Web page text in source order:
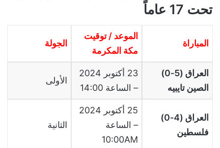
تحت 17 عاماً
المباراة
الموعد / توقيت
مكة المكرمة
الجولة
العراق (5-0)
الصين تايبيه
23 أكتوبر 2024
– الساعة 14:00
الأولى
العراق (4-0)
فلسطين
25 أكتوبر 2024
– الساعة
10:00AM
الثانية